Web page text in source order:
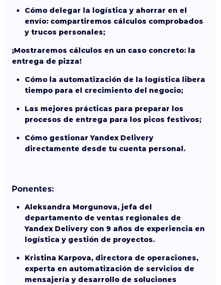
Cómo delegar la logística y ahorrar en el
envío: compartiremos cálculos comprobados
y trucos personales;
¡Mostraremos cálculos en un caso concreto: la
entrega de pizza!
Cómo la automatización de la logística libera
tiempo para el crecimiento del negocio;
Las mejores prácticas para preparar los
procesos de entrega para los picos festivos;
Cómo gestionar Yandex Delivery
directamente desde tu cuenta personal.
Ponentes:
Aleksandra Morgunova, jefa del
departamento de ventas regionales de
Yandex Delivery con 9 años de experiencia en
logística y gestión de proyectos.
Kristina Karpova, directora de operaciones,
experta en automatización de servicios de
mensajería y desarrollo de soluciones